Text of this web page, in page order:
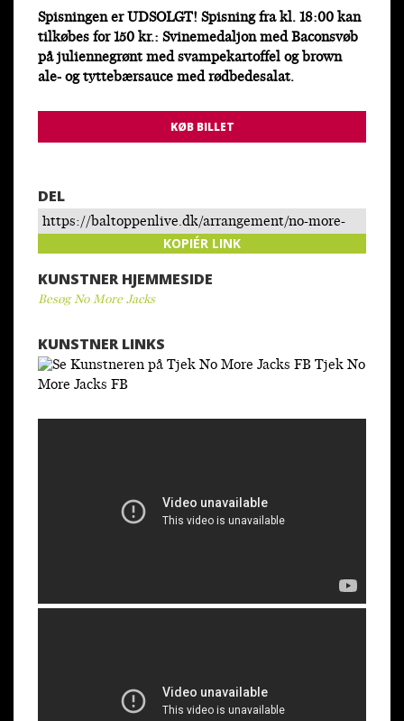
Spisningen er UDSOLGT! Spisning fra kl. 18:00 kan
tilkøbes for 150 kr.: Svinemedaljon med Baconsvøb
på juliennegrønt med svampekartoffel og brown
ale- og tyttebærsauce med rødbedesalat.
KØB BILLET
DEL
https://baltoppenlive.dk/arrangement/no-more-
KOPIÉR LINK
KUNSTNER HJEMMESIDE
Besøg No More Jacks
KUNSTNER LINKS
Tjek No
More Jacks FB